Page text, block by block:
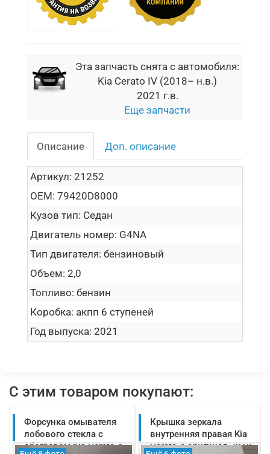
Эта запчасть снята с автомобиля:
Kia Cerato IV (2018– н.в.)
2021 г.в.
Еще запчасти
Описание Доп. описание
Артикул: 21252
OEM: 79420D8000
Кузов тип: Седан
Двигатель номер: G4NA
Тип двигателя: бензиновый
Объем: 2,0
Топливо: бензин
Коробка: акпп 6 ступеней
Год выпуска: 2021
С этим товаром покупают:
Форсунка омывателя
лобового стекла с
обогревом Kia Cerato 4
Крышка зеркала
внутренняя правая Kia
Cerato 4 оригинал 2018-